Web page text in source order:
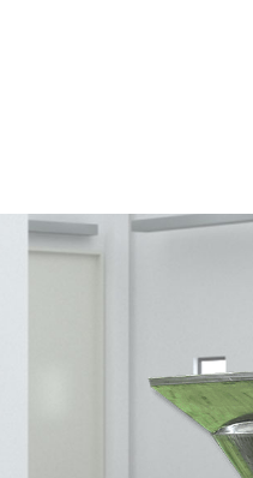
CM-PTE 系列 PVC異向平
CM-S 系列
周邊設備